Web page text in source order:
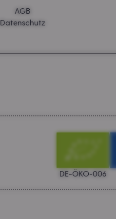
AGB
Datenschutz
DE-ÖKO-006